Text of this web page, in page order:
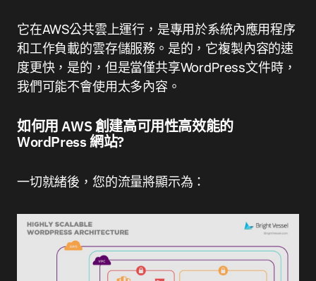
它在AWS公共雲上運行，是專用於系統內應用程序
和工作負載的雲存儲服務。是的，它複製內容的速
度更快，是的，但是當僅共享WordPress文件時，
我們可能不會使用太多內容。
如何用 AWS 創建高可用性高效能的
WordPress 網站?
一切就緒後，您的流量將顯示為：